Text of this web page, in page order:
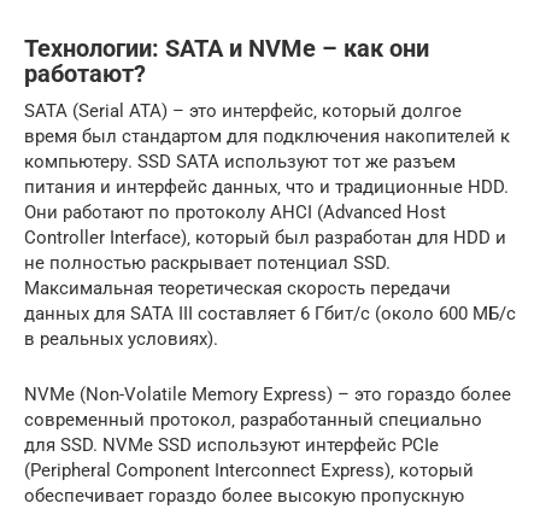
Технологии: SATA и NVMe – как они
работают?
SATA (Serial ATA) – это интерфейс‚ который долгое
время был стандартом для подключения накопителей к
компьютеру. SSD SATA используют тот же разъем
питания и интерфейс данных‚ что и традиционные HDD.
Они работают по протоколу AHCI (Advanced Host
Controller Interface)‚ который был разработан для HDD и
не полностью раскрывает потенциал SSD.
Максимальная теоретическая скорость передачи
данных для SATA III составляет 6 Гбит/с (около 600 МБ/с
в реальных условиях).
NVMe (Non-Volatile Memory Express) – это гораздо более
современный протокол‚ разработанный специально
для SSD. NVMe SSD используют интерфейс PCIe
(Peripheral Component Interconnect Express)‚ который
обеспечивает гораздо более высокую пропускную